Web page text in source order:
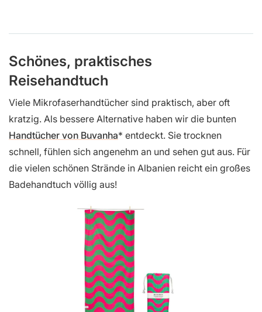
Schönes, praktisches
Reisehandtuch
Viele Mikrofaserhandtücher sind praktisch, aber oft
kratzig. Als bessere Alternative haben wir die bunten
Handtücher von Buvanha
entdeckt. Sie trocknen
schnell, fühlen sich angenehm an und sehen gut aus. Für
die vielen schönen Strände in Albanien reicht ein großes
Badehandtuch völlig aus!